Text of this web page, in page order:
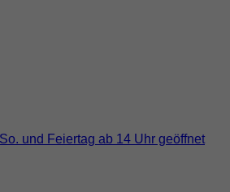
und Feiertag ab 14 Uhr geöffnet